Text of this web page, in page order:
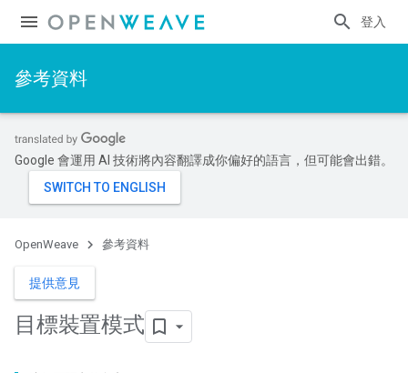
登入
參考資料
Google 會運用 AI 技術將內容翻譯成你偏好的語言，但可能會出錯。
OpenWeave 參考資料
提供意見
目標裝置模式